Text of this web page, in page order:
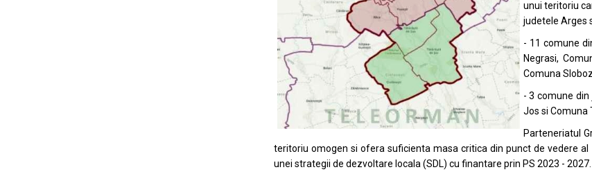
unui teritoriu
judetele Arges
- 11 comune
Negrasi,
Comuna
- 3 comune
Jos si Comuna
Parteneriatul
teritoriu omogen si ofera suficienta masa critica din punct de vedere
unei strategii de dezvoltare locala (SDL) cu finantare prin PS 2023 - 2027.